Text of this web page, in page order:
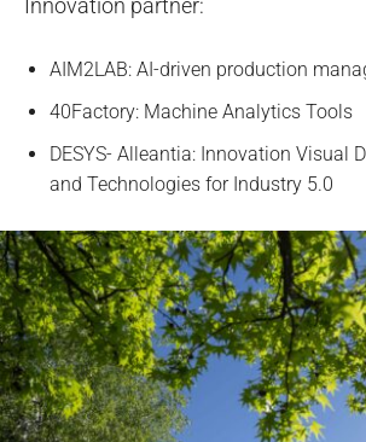
Innovation partner:
AIM2LAB: AI-driven production
40Factory: Machine Analytics Tools
DESYS- Alleantia: Innovation Visual
and Technologies for Industry 5.0